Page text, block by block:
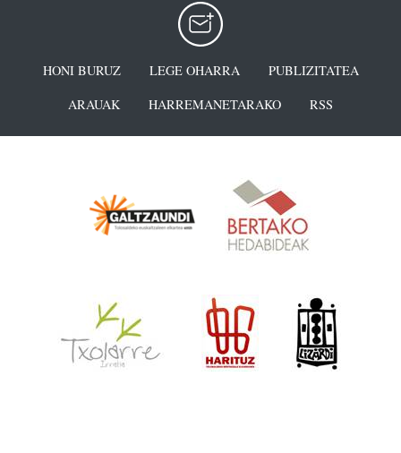
HONI BURUZ LEGE OHARRA
PUBLIZITATEA
ARAUAK
HARREMANETARAKO RSS